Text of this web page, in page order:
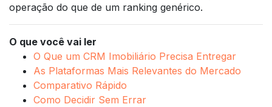
operação do que de um ranking genérico.
O que você vai ler
O Que um CRM Imobiliário Precisa Entregar
As Plataformas Mais Relevantes do Mercado
Comparativo Rápido
Como Decidir Sem Errar